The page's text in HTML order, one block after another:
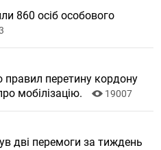
860 осіб особового
перетину кордону
мобілізацію.
19007
дві перемоги за тиждень